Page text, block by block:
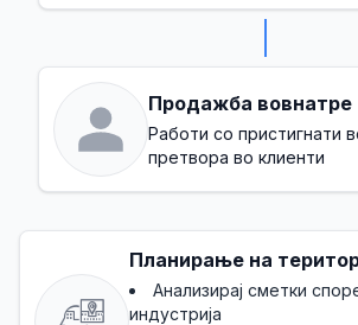
Продажба вовнатре
Работи со пристигнати
претвора во клиенти
Планирање на
Анализирај сметки
индустрија